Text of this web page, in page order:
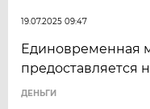
19.07.2025 09:47
Единовременная
предоставляется
ДЕНЬГИ